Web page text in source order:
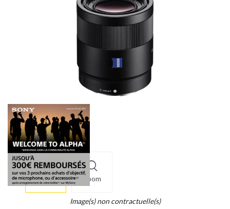
Zoom
More
info
×
Legend...
Image(s) non contractuelle(s)